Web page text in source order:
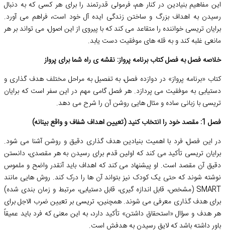
این مفاهیم بنیادین در کنار هم، فرمولی قدرتمند را برای هر کسی که به دنبال
رسیدن به اهداف بزرگ و ساختن زندگی ایده آل خود است، فراهم می آورد.
برایان تریسی خواننده را متقاعد می کند که با پیروی از این اصول، می تواند بر هر
مانعی غلبه کند و به قله های موفقیت دست یابد.
خلاصه فصل به فصل کتاب برنامه پرواز: نقشه ی راه شما برای پرواز
کتاب «برنامه پرواز» در دوازده فصل، به تفصیل به مراحل مختلف هدف گذاری و
دستیابی به موفقیت می پردازد. هر فصل گامی مهم در این سفر است که برایان
تریسی با زبانی ساده و مثال هایی روشن آن را شرح می دهد.
فصل 1: مقصد خود را انتخاب کنید (تعیین اهداف شفاف و واقع بینانه)
در این فصل، فرد با اهمیت بنیادین هدف گذاری دقیق و روشن آشنا می شود.
برایان تریسی تأکید می کند که اولین قدم برای رسیدن به هر مقصدی، دانستن
دقیق آن مقصد است. او پیشنهاد می کند که اهداف باید آنقدر واضح و ملموس
نوشته شوند که حتی یک کودک نیز بتواند آن ها را درک کند. روش هایی مانند
SMART (مشخص، قابل اندازه گیری، قابل دستیابی، مرتبط و زمان بندی شده)
برای هدف گذاری معرفی می شوند. همچنین، تریسی بر تعیین ضرب الاجل برای
هر هدف و سؤال «استحقاق داشتن» تأکید دارد، به این معنی که فرد باید عمیقاً
باور داشته باشد که لایق رسیدن به هدفش است.